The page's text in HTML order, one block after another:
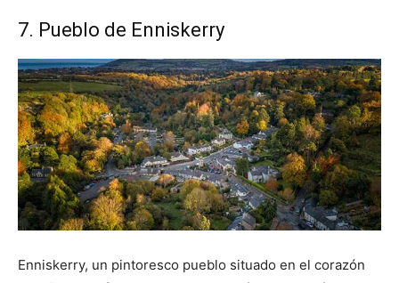
7. Pueblo de Enniskerry
Enniskerry, un pintoresco pueblo situado en el corazón